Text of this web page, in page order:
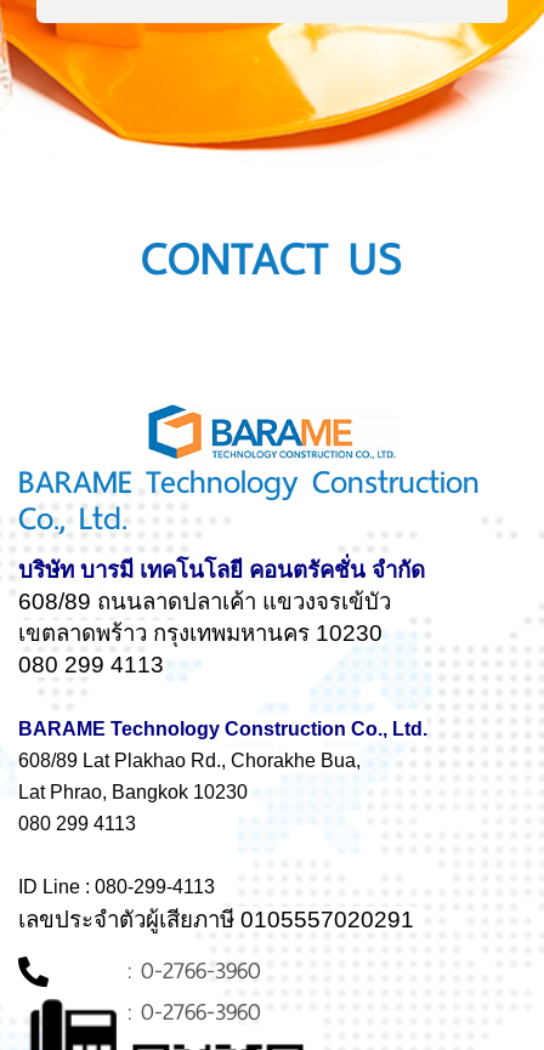
CONTACT US
BARAME Technology Construction
Co., Ltd.
บริษัท บารมี เทคโนโลยี คอนตรัคชั่น จำกัด
608/89 ถนนลาดปลาเค้า แขวงจรเข้บัว
เขตลาดพร้าว กรุงเทพมหานคร 10230
080 299 4113
BARAME Technology Construction Co., Ltd.
608/89 Lat Plakhao Rd., Chorakhe Bua,
Lat Phrao, Bangkok 10230
080 299 4113
ID Line : 080-299-4113
เลขประจำตัวผู้เสียภาษี 0105557020291
: 0-2766-3960
: 0-2766-3960